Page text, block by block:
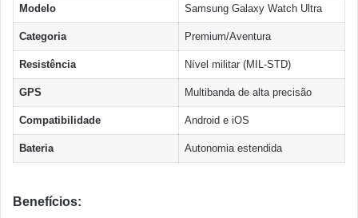
Modelo Samsung Galaxy Watch Ultra
Categoria Premium/Aventura
Resistência Nível militar (MIL-STD)
GPS Multibanda de alta precisão
Compatibilidade Android e iOS
Bateria Autonomia estendida
Benefícios: